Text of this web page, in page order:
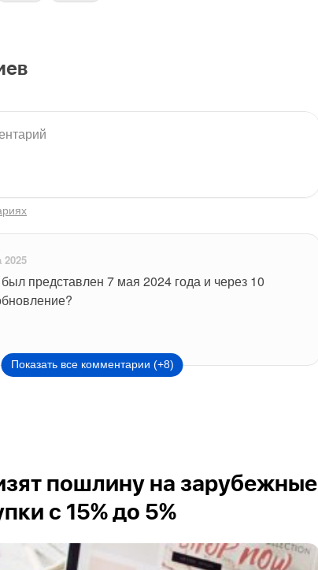
2025
представлен 7 мая 2024 года и через 10
Показать все комментарии (+8)
пошлину на зарубежные
с 15% до 5%